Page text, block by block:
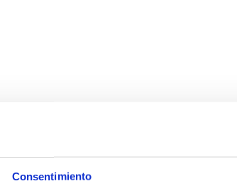
Consentimiento